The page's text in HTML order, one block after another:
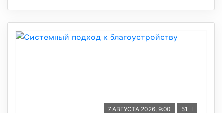
7 АВГУСТА 2026, 9:00 51